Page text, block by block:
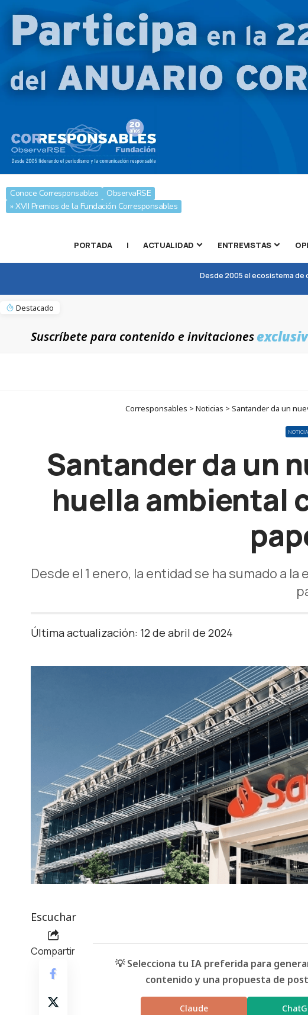
Conoce Corresponsables
ObservaRSE
» XVII Premios de la Fundación Corresponsables
PORTADA | ACTUALIDAD ENTREVISTAS
Desde 2005 el ecosistema de
Destacado
Suscríbete para contenido e invitaciones
Corresponsables > Noticias > Santander da un
Santander da un
huella ambiental
Desde el 1 enero, la entidad se ha sumado a
Última actualización: 12 de abril de 2024
Escuchar
Compartir
💡 Selecciona tu IA preferida para
contenido y una propuesta de
Claude